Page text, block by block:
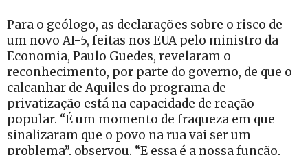
Para o geólogo, as declarações sobre o risco de
um novo AI-5, feitas nos EUA pelo ministro da
Economia, Paulo Guedes, revelaram o
reconhecimento, por parte do governo, de que o
calcanhar de Aquiles do programa de
privatização está na capacidade de reação
popular. “É um momento de fraqueza em que
sinalizaram que o povo na rua vai ser um
problema”, observou. “E essa é a nossa função,